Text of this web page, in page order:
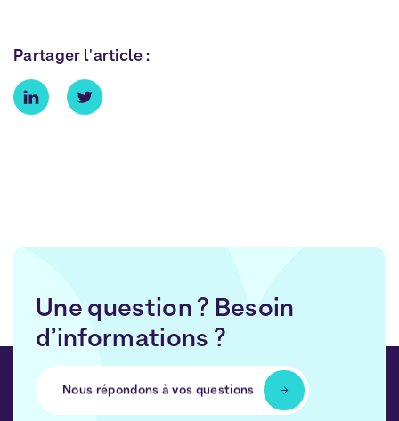
Partager l'article :
Une question ? Besoin
d’informations ?
Nous répondons à vos questions